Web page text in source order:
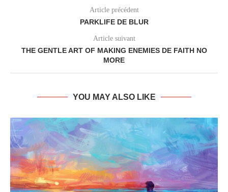
Article précédent
PARKLIFE DE BLUR
Article suivant
THE GENTLE ART OF MAKING ENEMIES DE FAITH NO
MORE
YOU MAY ALSO LIKE